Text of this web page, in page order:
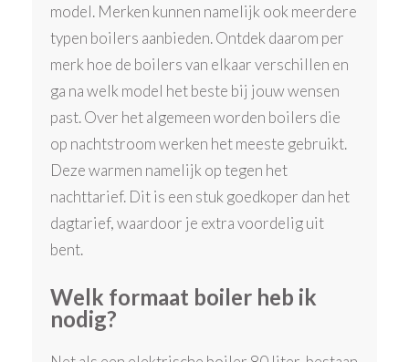
model. Merken kunnen namelijk ook meerdere
typen boilers aanbieden. Ontdek daarom per
merk hoe de boilers van elkaar verschillen en
ga na welk model het beste bij jouw wensen
past. Over het algemeen worden boilers die
op nachtstroom werken het meeste gebruikt.
Deze warmen namelijk op tegen het
nachttarief. Dit is een stuk goedkoper dan het
dagtarief, waardoor je extra voordelig uit
bent.
Welk formaat boiler heb ik
nodig?